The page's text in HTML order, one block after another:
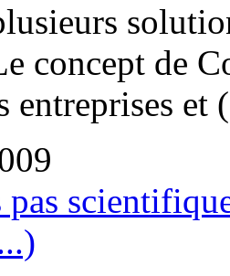
concept de
entreprises et
pas